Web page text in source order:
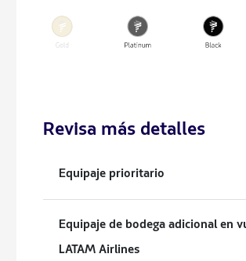
Revisa más detalles
Equipaje prioritario
Equipaje de bodega adicional en
LATAM Airlines